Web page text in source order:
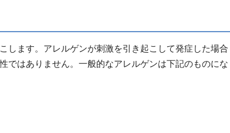
します。アレルゲンが刺激を引き起こして発症した場合
ではありません。一般的なアレルゲンは下記のものにな